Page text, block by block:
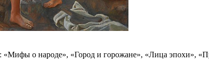
«Мифы о народе», «Город и горожане», «Лица эпохи»,